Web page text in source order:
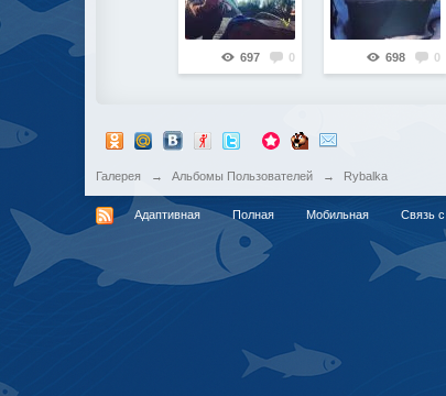
697 0 698 0
Галерея → Альбомы Пользователей → Rybalka
Адаптивная Полная Мобильная Связь